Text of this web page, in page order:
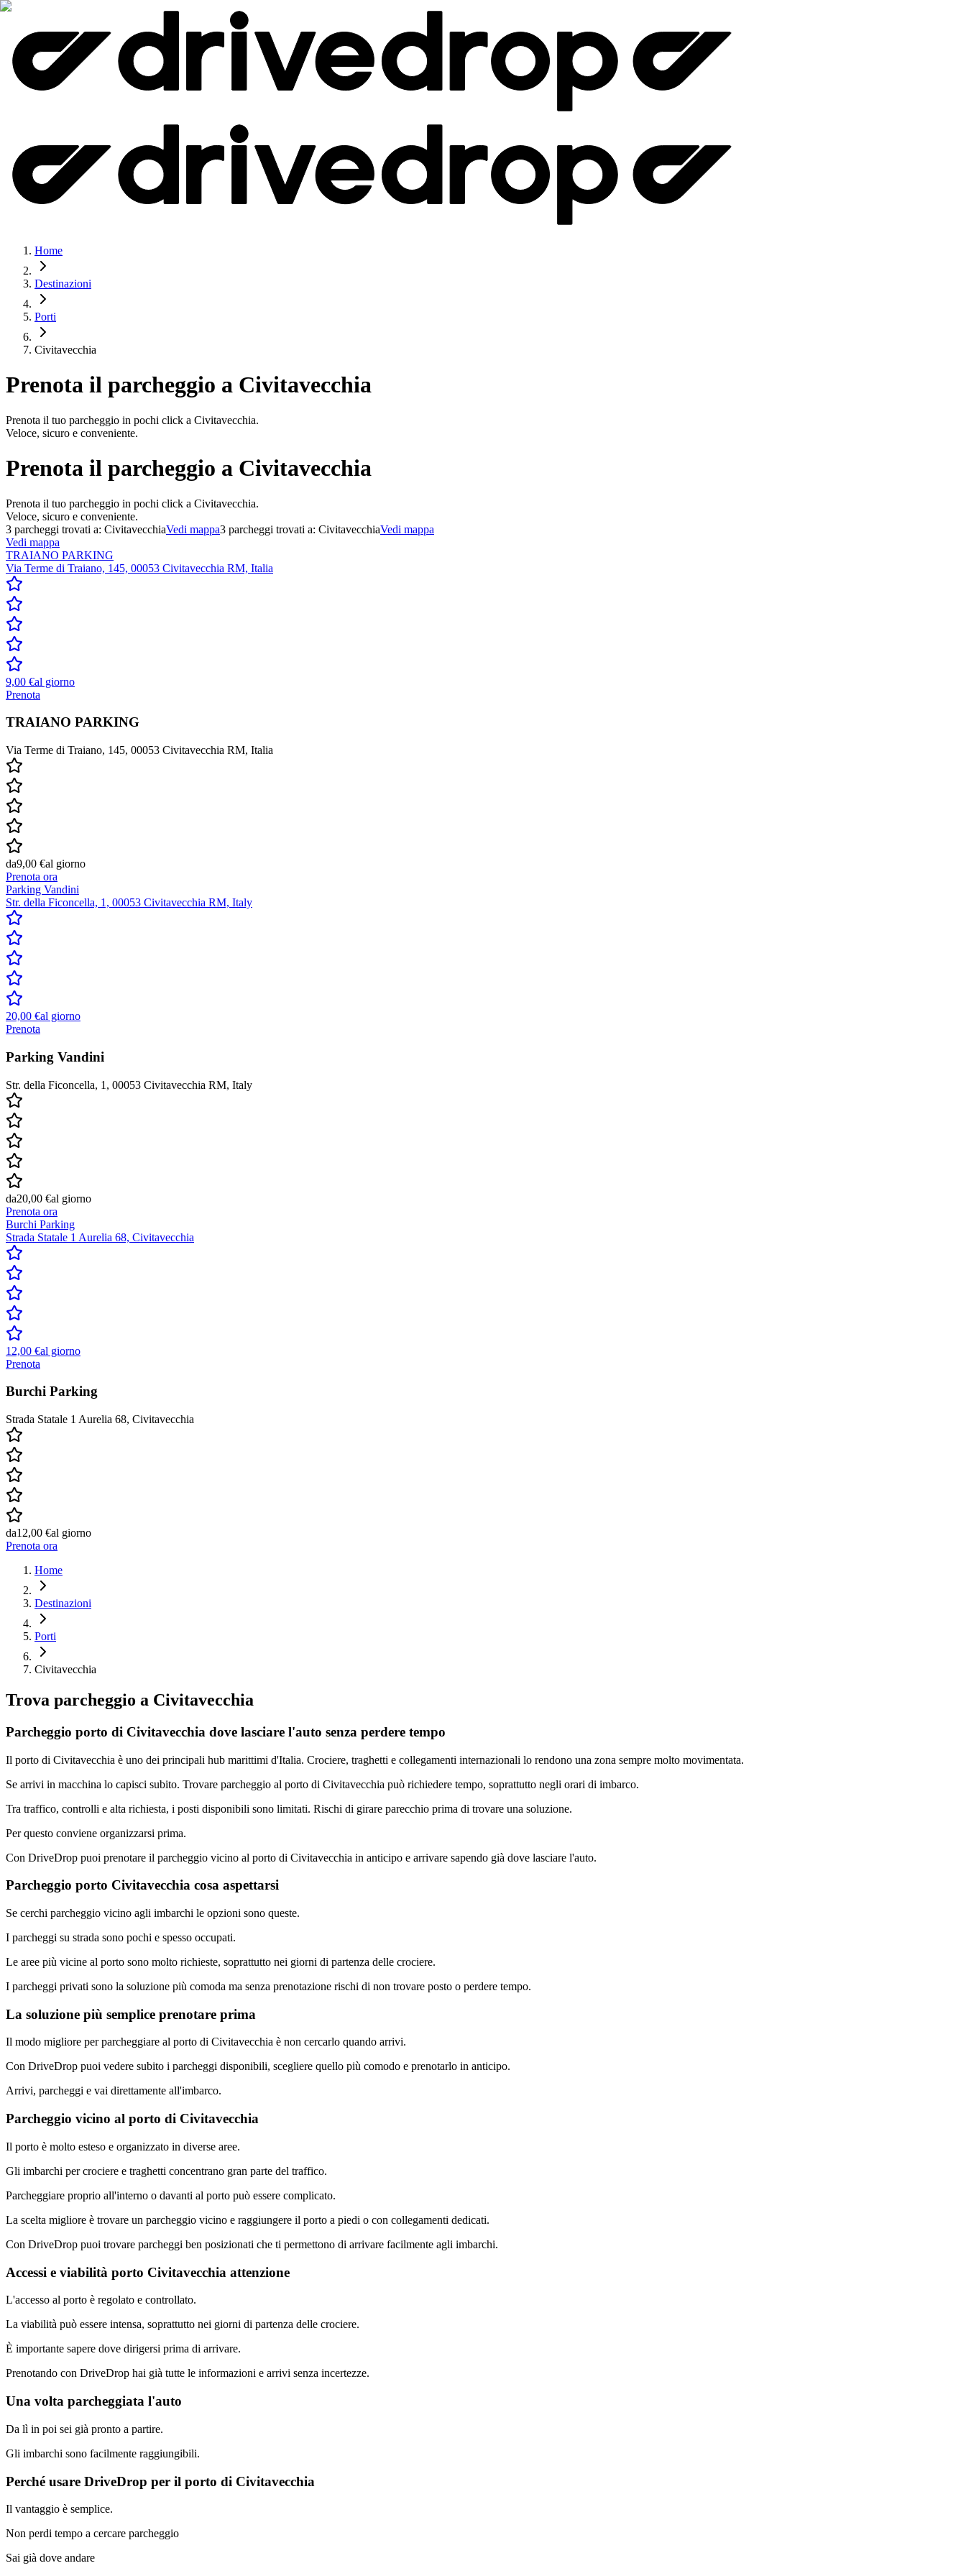
Home
Destinazioni
Porti
Civitavecchia
Prenota il parcheggio a Civitavecchia
Prenota il tuo parcheggio in pochi click a Civitavecchia.
Veloce, sicuro e conveniente.
Prenota il parcheggio a Civitavecchia
Prenota il tuo parcheggio in pochi click a Civitavecchia.
Veloce, sicuro e conveniente.
3 parcheggi trovati a: CivitavecchiaVedi mappa3 parcheggi trovati a: CivitavecchiaVedi mappa
Vedi mappa
TRAIANO PARKING
Via Terme di Traiano, 145, 00053 Civitavecchia RM, Italia
9,00 €al giorno
Prenota
TRAIANO PARKING
Via Terme di Traiano, 145, 00053 Civitavecchia RM, Italia
da9,00 €al giorno
Prenota ora
Parking Vandini
Str. della Ficoncella, 1, 00053 Civitavecchia RM, Italy
20,00 €al giorno
Prenota
Parking Vandini
Str. della Ficoncella, 1, 00053 Civitavecchia RM, Italy
da20,00 €al giorno
Prenota ora
Burchi Parking
Strada Statale 1 Aurelia 68, Civitavecchia
12,00 €al giorno
Prenota
Burchi Parking
Strada Statale 1 Aurelia 68, Civitavecchia
da12,00 €al giorno
Prenota ora
Home
Destinazioni
Porti
Civitavecchia
Trova parcheggio a Civitavecchia
Parcheggio porto di Civitavecchia dove lasciare l'auto senza perdere tempo
Il porto di Civitavecchia è uno dei principali hub marittimi d'Italia. Crociere, traghetti e collegamenti internazionali lo rendono una zona sempre molto movimentata.
Se arrivi in macchina lo capisci subito. Trovare parcheggio al porto di Civitavecchia può richiedere tempo, soprattutto negli orari di imbarco.
Tra traffico, controlli e alta richiesta, i posti disponibili sono limitati. Rischi di girare parecchio prima di trovare una soluzione.
Per questo conviene organizzarsi prima.
Con DriveDrop puoi prenotare il parcheggio vicino al porto di Civitavecchia in anticipo e arrivare sapendo già dove lasciare l'auto.
Parcheggio porto Civitavecchia cosa aspettarsi
Se cerchi parcheggio vicino agli imbarchi le opzioni sono queste.
I parcheggi su strada sono pochi e spesso occupati.
Le aree più vicine al porto sono molto richieste, soprattutto nei giorni di partenza delle crociere.
I parcheggi privati sono la soluzione più comoda ma senza prenotazione rischi di non trovare posto o perdere tempo.
La soluzione più semplice prenotare prima
Il modo migliore per parcheggiare al porto di Civitavecchia è non cercarlo quando arrivi.
Con DriveDrop puoi vedere subito i parcheggi disponibili, scegliere quello più comodo e prenotarlo in anticipo.
Arrivi, parcheggi e vai direttamente all'imbarco.
Parcheggio vicino al porto di Civitavecchia
Il porto è molto esteso e organizzato in diverse aree.
Gli imbarchi per crociere e traghetti concentrano gran parte del traffico.
Parcheggiare proprio all'interno o davanti al porto può essere complicato.
La scelta migliore è trovare un parcheggio vicino e raggiungere il porto a piedi o con collegamenti dedicati.
Con DriveDrop puoi trovare parcheggi ben posizionati che ti permettono di arrivare facilmente agli imbarchi.
Accessi e viabilità porto Civitavecchia attenzione
L'accesso al porto è regolato e controllato.
La viabilità può essere intensa, soprattutto nei giorni di partenza delle crociere.
È importante sapere dove dirigersi prima di arrivare.
Prenotando con DriveDrop hai già tutte le informazioni e arrivi senza incertezze.
Una volta parcheggiata l'auto
Da lì in poi sei già pronto a partire.
Gli imbarchi sono facilmente raggiungibili.
Perché usare DriveDrop per il porto di Civitavecchia
Il vantaggio è semplice.
Non perdi tempo a cercare parcheggio
Sai già dove andare